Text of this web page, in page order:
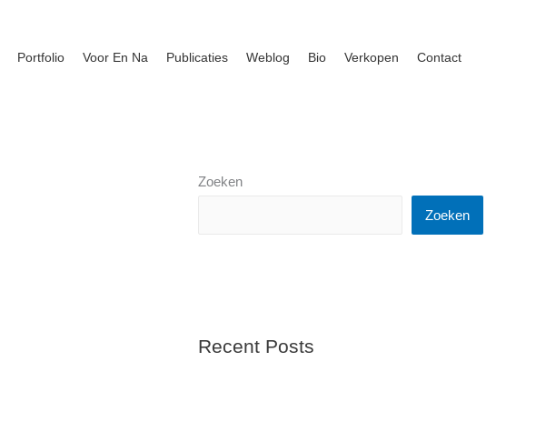
Portfolio Voor En Na Publicaties Weblog Bio Verkopen Contact
Zoeken
Zoeken
Recent Posts